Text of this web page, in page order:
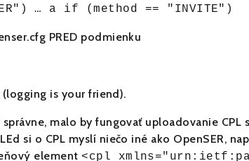
… a if (method == "INVITE")
PRED podmienku
is your friend).
malo by fungovať uploadovanie CPL
si o CPL myslí niečo iné ako OpenSER,
element <cpl